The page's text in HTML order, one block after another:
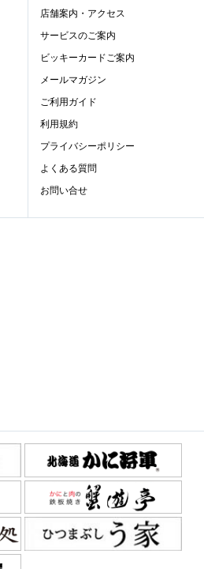
店舗案内・アクセス
サービスのご案内
ビッキーカードご案内
メールマガジン
ご利用ガイド
利用規約
プライバシーポリシー
よくある質問
お問い合せ